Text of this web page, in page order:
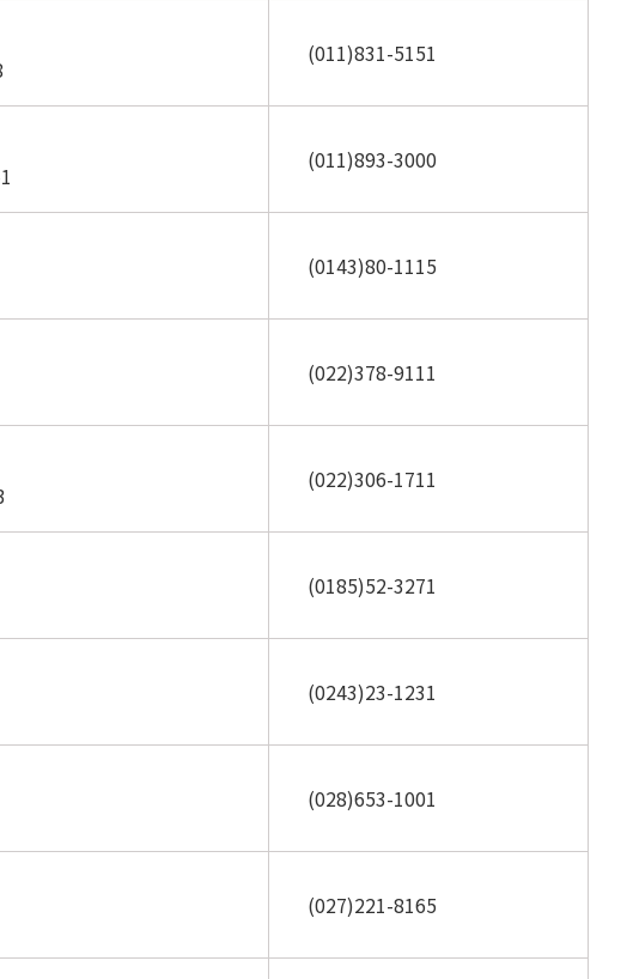
(011)831-5151
(011)893-3000
(0143)80-1115
(022)378-9111
(022)306-1711
(0185)52-3271
(0243)23-1231
(028)653-1001
(027)221-8165